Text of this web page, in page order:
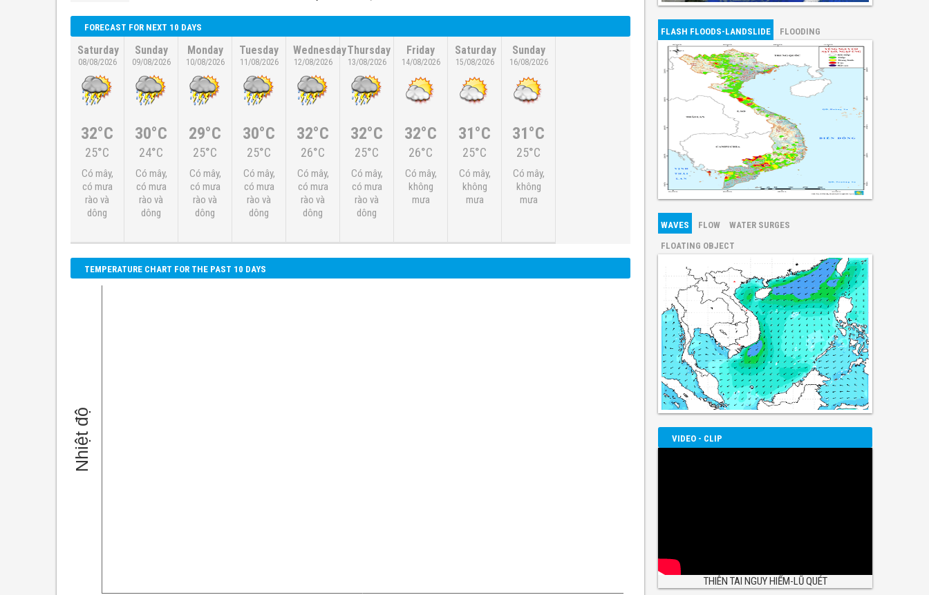
FORECAST FOR NEXT 10 DAYS
Saturday
08/08/2026
32°C
25°C
Có mây,
có mưa
rào và
dông
Sunday
09/08/2026
30°C
24°C
Có mây,
có mưa
rào và
dông
Monday
10/08/2026
29°C
25°C
Có mây,
có mưa
rào và
dông
Tuesday
11/08/2026
30°C
25°C
Có mây,
có mưa
rào và
dông
Wednesday
12/08/2026
32°C
26°C
Có mây,
có mưa
rào và
dông
Thursday
13/08/2026
32°C
25°C
Có mây,
có mưa
rào và
dông
Friday
14/08/2026
32°C
26°C
Có mây,
không
mưa
Saturday
15/08/2026
31°C
25°C
Có mây,
không
mưa
Sunday
16/08/2026
31°C
25°C
Có mây,
không
mưa
TEMPERATURE CHART FOR THE PAST 10 DAYS
FLASH FLOODS-LANDSLIDE FLOODING
WAVES FLOW
WATER SURGES
FLOATING OBJECT
VIDEO - CLIP
THIÊN TAI NGUY HIỂM-LŨ QUÉT